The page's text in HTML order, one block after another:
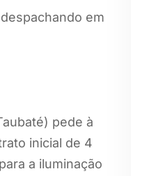
em
pede à
inicial de 4
a iluminação